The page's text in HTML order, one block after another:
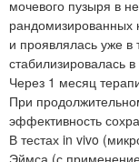
мочевого пузыря в
рандомизированных
и проявлялась уже
стабилизировалась
Через 1 месяц
При
эффективность
В тестах in vivo
Эймса (с